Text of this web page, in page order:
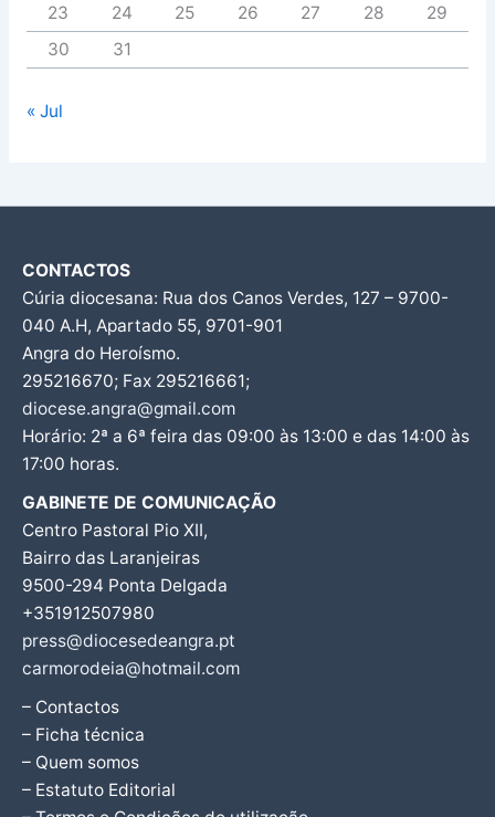
23
24 25 26 27 28
29
30
31
« Jul
CONTACTOS
Cúria diocesana: Rua dos Canos Verdes, 127 – 9700-
040 A.H, Apartado 55, 9701-901
Angra do Heroísmo.
295216670; Fax 295216661;
diocese.angra@gmail.com
Horário: 2ª a 6ª feira das 09:00 às 13:00 e das 14:00 às
17:00 horas.
GABINETE DE COMUNICAÇÃO
Centro Pastoral Pio XII,
Bairro das Laranjeiras
9500-294 Ponta Delgada
+351912507980
press@diocesedeangra.pt
carmorodeia@hotmail.com
– Contactos
– Ficha técnica
– Quem somos
– Estatuto Editorial